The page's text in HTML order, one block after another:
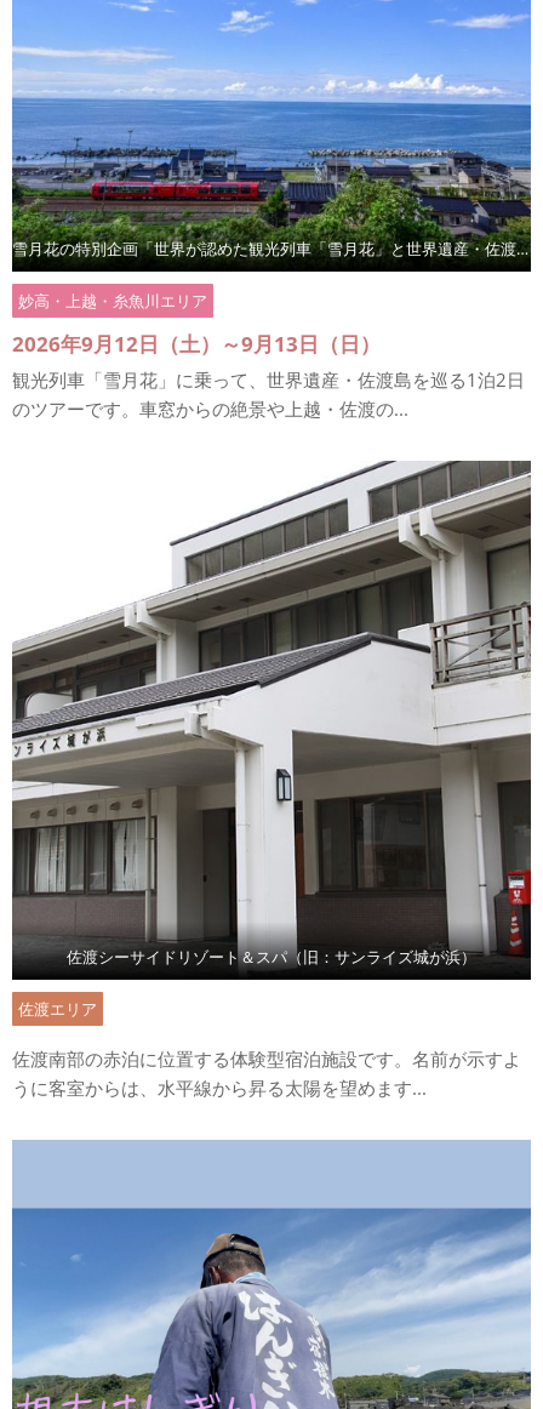
雪月花の特別企画「世界が認めた観光列車「雪月花」と世界遺産・佐渡島の旅 1泊2日」
妙高・上越・糸魚川エリア
2026年9月12日（土）～9月13日（日）
観光列車「雪月花」に乗って、世界遺産・佐渡島を巡る1泊2日
のツアーです。車窓からの絶景や上越・佐渡の...
佐渡シーサイドリゾート＆スパ（旧：サンライズ城が浜）
佐渡エリア
佐渡南部の赤泊に位置する体験型宿泊施設です。名前が示すよ
うに客室からは、水平線から昇る太陽を望めます...